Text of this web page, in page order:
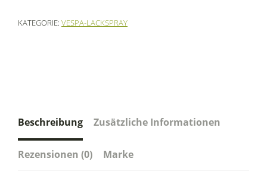
KATEGORIE: VESPA-LACKSPRAY
Beschreibung Zusätzliche Informationen
Rezensionen (0) Marke